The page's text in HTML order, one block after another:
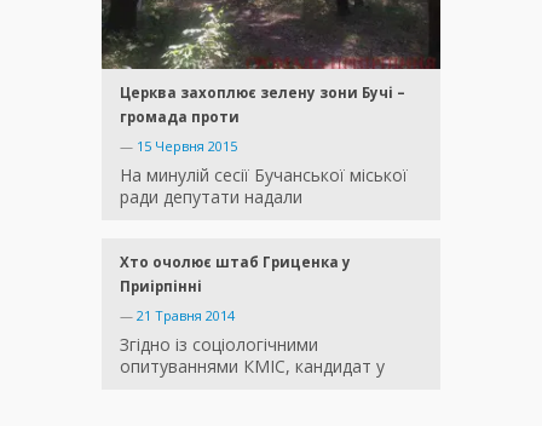
Церква захоплює зелену зони Бучі –
громада проти
— 15 Червня 2015
На минулій сесії Бучанської міської
ради депутати надали
Хто очолює штаб Гриценка у
Приірпінні
— 21 Травня 2014
Згідно із соціологічними
опитуваннями КМІС, кандидат у